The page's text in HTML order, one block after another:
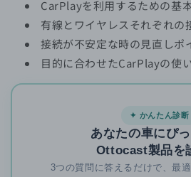
CarPlayを利用するための基
有線とワイヤレスそれぞれの
接続が不安定な時の見直しポ
目的に合わせたCarPlayの使
✦ かんたん診断
あなたの車にぴ
Ottocast製品を
3つの質問に答えるだけで、最